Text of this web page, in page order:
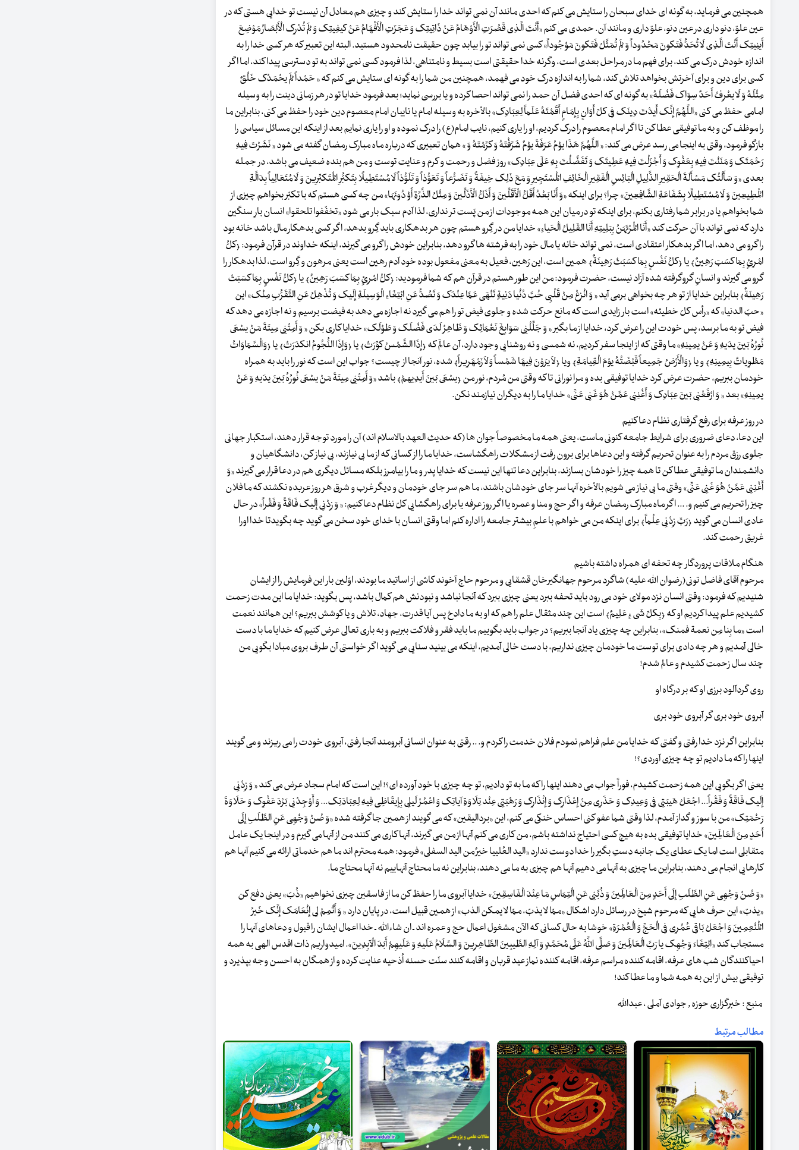
همچنین می فرماید، به گونه ای خدای سبحان را ستایش می کنم که احدی مانند آن نمی تواند خدا را ستایش کند و چیزی هم معادل آن نیست تو خدایی هستی که در
عین علوّ، دنو داری در عین دنو، علوّ داری و مانند آن. حمدی می کنم «أَنْتَ الَّذِی قَصُرَتِ الْأَوْهَامُ عَنْ ذَاتِیتِک وَ عَجَزَتِ الْأَفْهَامُ عَنْ کیفِیتِک وَ لَمْ تُدْرِک الْأَبْصَارُ مَوْضِعَ
أَینِیتِک أَنْتَ الَّذِی لَا تُحَدُّ فَتَکونَ مَحْدُوداً وَ لَمْ تُمَثَّلْ فَتَکونَ مَوْجُوداً» کسی نمی تواند تو را بیابد چون حقیقت نامحدود هستید. البته این تعبیر که هر کسی خدا را به
اندازه خودش درک می کند، برای فهم ما در مراحل بعدی است، وگرنه خدا حقیقتی است بسیط و نامتناهی، لذا فرمود کسی نمی تواند به تو دسترسی پیدا کند، اما اگر
کسی برای دین و برای آخرتش بخواهد تلاش کند، شما را به اندازه درک خود می فهمد، همچنین من شما را به گونه ای ستایش می کنم که « حَمْداً لَمْ یحْمَدْک خَلْقٌ
مِثْلَهُ وَ لَا یعْرِفُ أَحَدٌ سِوَاک فَضْلَهُ» به گونه ای که احدی فضل آن حمد را نمی تواند احصا کرده و یا بررسی نماید؛ بعد فرمود خدایا تو در هر زمانی دینت را به وسیله
امامی حفظ می کنی «اللَّهُمَّ إِنَّک أَیدْتَ دِینَک فِی کلِّ أَوَانٍ بِإِمَامٍ أَقَمْتَهُ عَلَماً لِعِبَادِک» بالأخره به وسیله امام یا نایبان امام معصوم دین خود را حفظ می کنی، بنابراین ما
را موظف کن و به ما توفیقی عطا کن تا اگر امام معصوم را درک کردیم، او را یاری کنیم، نایب امام(ع) را درک نموده و او را یاری نمایم بعد از اینکه این مسائل سیاسی را
بازگو فرمود، وقتی به اینجا می رسد عرض می کند: « اللَّهُمَّ هَذَا یوْمُ عَرَفَةَ یوْمٌ شَرَّفْتَهُ وَ کرَّمْتَهُ وَ » همان تعبیری که درباره ماه مبارک رمضان گفته می شود « نَشَرْتَ فِیهِ
رَحْمَتَک وَ مَنَنْتَ فِیهِ بِعَفْوِک وَ أَجْزَلْتَ فِیهِ عَطِیتَک وَ تَفَضَّلْتَ بِهِ عَلَی عِبَادِک» روز فضل و رحمت و کرم و عنایت توست و من هم بنده ضعیف می باشد، در جمله
بعدی «وَ سَأَلْتُک مَسْأَلَةَ الْحَقِیرِ الذَّلِیلِ الْبَائِسِ الْفَقِیرِ الْخَائِفِ الْمُسْتَجِیرِ وَ مَعَ ذَلِک خِیفَةً وَ تَضَرُّعاً وَ تَعَوُّذاً وَ تَلَوُّذاً لَا مُسْتَطِیلًا بِتَکبُّرِ الْمُتَکبِّرِینَ وَ لَا مُتَعَالِیاً بِدَالَّةِ
الْمُطِیعِینَ وَ لَا مُسْتَطِیلًا بِشَفَاعَةِ الشَّافِعِینَ» چرا؟ برای اینکه «وَ أَنَا بَعْدُ أَقَلُّ الْأَقَلِّینَ وَ أَذَلُّ الْأَذَلِّینَ وَ مِثْلُ الذَّرَّةِ أَوْ دُونَهَا» من چه کسی هستم که با تکبّر بخواهم چیزی از
شما بخواهم یا در برابر شما رفتاری بکنم، برای اینکه تو در میان این همه موجودات از من پَست تر نداری، لذا آدم سبک بار می شود «تخفّفوا تلحقوا» انسان بارِ سنگین
دارد که نمی تواند با آن حرکت کند «أَنَا الْمُرْتَهَنُ بِبَلِیتِهِ أَنَا القَلِیلُ الْحَیاءِ» خدایا من در گِرو هستم چون هر بدهکاری باید گِرو بدهد، اگر کسی بدهکار مال باشد خانه بود
را گرو می دهد، اما اگر بدهکار اعتقادی است، نمی تواند خانه یا مال خود را به فرشته ها گرو دهد، بنابراین خودش را گرو می گیرند، اینکه خداوند در قرآن فرمود: ﴿کلُّ
امْرِئٍ بِمَا کسَبَ رَهِینٌ﴾ یا ﴿کلُّ نَفْسٍ بِمَا کسَبَتْ رَهِینَةٌ﴾ همین است، این رَهین، فعیل به معنی مفعول بوده خود آدم رهین است یعنی مرهون و گِرو است، لذا بدهکار را
گرو می گیرند و انسانِ گروگرفته شده آزاد نیست، حضرت فرمود: من این طور هستم در قرآن هم که شما فرمودید: ﴿کلُّ امْرِئٍ بِمَا کسَبَ رَهِینٌ﴾ یا ﴿کلُّ نَفْسٍ بِمَا کسَبَتْ
رَهِینَةٌ﴾ بنابراین خدایا از تو هر چه بخواهی برمی آید « وَ انْزِعْ مِنْ قَلْبِی حُبَّ دُنْیا دَنِیةٍ تَنْهَی عَمَّا عِنْدَک وَ تَصُدُّ عَنِ ابْتِغَاءِ الْوَسِیلَةِ إِلَیک وَ تُذْهِلُ عَنِ التَّقَرُّبِ مِنْک» این
«حبّ الدنیا» که «رأس کلّ خطیئه» است بار زایدی است که مانع حرکت شده و جلوی فیض تو را هم می گیرد نه اجازه می دهد به فیضت برسیم و نه اجازه می دهد که
فیض تو به ما برسد، پس خودت این را عرض کرد، خدایا از ما بگیر « وَ جَلِّلْنِی سَوَابِغَ نَعْمَائِک وَ ظَاهِرْ لَدَی فَضْلَک وَ طَوْلَک» خدایا کاری بکن « وَ أَمِتْنِی مِیتَةَ مَنْ یسْعَی
نُورُهُ بَینَ یدَیهِ وَ عَنْ یمِینِهِ» ما وقتی که از اینجا سفر کردیم، نه شمسی و نه روشنایی وجود دارد، آن عالَم که ﴿إِذَا الشَّمْسُ کوِّرَتْ﴾ یا ﴿وَإِذَا النُّجُومُ انکدَرَتْ﴾ یا ﴿وَالْسَّمَاوَاتُ
مَطْوِیاتٌ بِیمِینِهِ﴾ و یا ﴿وَالْأَرْضُ جَمِیعاً قَبْضَتُهُ یوْمَ الْقِیامَةِ﴾ ویا ﴿لاَ یرَوْنَ فِیهَا شَمْساً وَلاَ زَمْهَرِیراً﴾ شده، نور آنجا از چیست؟ جواب این است که نور را باید به همراه
خودمان ببریم، حضرت عرض کرد خدایا توفیقی بده و مرا نورانی تا که وقتی من مُردم، نور من ﴿یسْعَی بَینَ أَیدِیهمْ﴾ باشد «وَ أَمِتْنِی مِیتَةَ مَنْ یسْعَی نُورُهُ بَینَ یدَیهِ وَ عَنْ
یمِینِهِ» بعد « وَ ارْفَعْنِی بَینَ عِبَادِک وَ أَغْنِنِی عَمَّنْ هُوَ غَنِی عَنِّی» خدایا ما را به دیگران نیازمند نکن.
در روز عرفه برای رفع گرفتاری نظام دعا کنیم
این دعا، دعای ضروری برای شرایط جامعه کنونی ماست، یعنی همه ما مخصوصاً جوان ها (که حدیث العهد بالاسلام اند) آن را مورد توجه قرار دهند، استکبار جهانی
جلوی رزق مردم را به عنوان تحریم گرفته و این دعاها برای برون رفت از مشکلات راهگشاست، خدایا ما را از کسانی که از ما بی نیازند، بی نیاز کن، دانشگاهیان و
دانشمندان ما توفیقی عطا کن تا همه چیز را خودشان بسازند، بنابراین دعا تنها این نیست که خدایا پدر و ما را بیامرز بلکه مسائل دیگری هم در دعا قرار می گیرند «وَ
أَغْنِنِی عَمَّنْ هُوَ غَنِی عَنِّی» وقتی ما بی نیاز می شویم بالأخره آنها سر جای خودشان باشند، ما هم سر جای خودمان و دیگر غرب و شرق هر روز عربده نکشند که ما فلان
چیز را تحریم می کنیم و. ... اگر ماه مبارک رمضان عرفه و اگر حج و منا و عمره یا اگر روز عرفه یا برای راهگشایی کلّ نظام دعا کنیم: « وَ زِدْنِی إِلَیک فَاقَةً وَ فَقْراً» در حال
عادی انسان می گوید ﴿رَبِّ زِدْنِی عِلْماً﴾ برای اینکه من می خواهم با علمِ بیشتر جامعه را اداره کنم اما وقتی انسان با خدای خود سخن می گوید چه بگویدتا خدا اورا
غریق رحمت کند.
هنگام ملاقات پروردگار چه تحفه ای همراه داشته باشیم
مرحوم آقای فاضل تونی(رضوان الله علیه) شاگرد مرحوم جهانگیرخان قشقایی و مرحوم حاج آخوند کاشی از اساتید ما بودند، اوّلین بار این فرمایش را از ایشان
شنیدیم که فرمود: وقتی انسان نزد مولای خود می رود باید تحفه ببرد یعنی چیزی ببرد که آنجا نباشد و نبودنش هم کمال باشد، پس بگوید: خدایا ما این مدت زحمت
کشیدیم علم پیدا کردیم او که ﴿بِکلِّ شَی ءٍ عَلِیمٌ﴾ است این چند مثقال علم را هم که او به ما دادخ پس آیا قدرت، جهاد، تلاش و یا کوشش ببریم؟ این همانند نعمت
است «ما بِنا مِن نعمة فمنک»، بنابراین چه چیزی یاد آنجا ببریم؟ در جواب باید بگوییم ما باید فقر و فلاکت ببریم و به باری تعالی عرض کنیم که خدایا ما با دست
خالی آمدیم و هر چه دادی برای توست ما خودمان چیزی نداریم، با دست خالی آمدیم، اینکه می بینید سنایی می گوید اگر خواستی آن طرف بروی مبادا بگویی من
چند سال زحمت کشیدم و عالم شدم!
روی گردآلود برزی او که بر درگاه او
آبروی خود بری گر آبروی خود بری
بنابراین اگر نزد خدا رفتی و گفتی که خدایا من علم فراهم نمودم فلان خدمت را کردم و. .. رقتی به عنوان انسانی آبرومند آنجا رفتی، آبروی خودت را می ریزند و می گویند
اینها را که ما دادیم تو چه چیزی آوردی؟!
یعنی اگر بگویی این همه زحمت کشیدم، فوراً جواب می دهند اینها را که ما به تو دادیم، تو چه چیزی با خود آورده ای؟! این است که امام سجاد عرض می کند « وَ زِدْنِی
إِلَیک فَاقَةً وَ فَقْراً... اجْعَلْ هَیبَتِی فِی وَعِیدِک وَ حَذَرِی مِنْ إِعْذَارِک وَ إِنْذَارِک وَ رَهْبَتِی عِنْد تِلَاوَةِ آیاتِک وَ اعْمُرْ لَیلِی بِإِیقَاظِی فِیهِ لِعِبَادَتِک... وَ أَوْجِدْنِی بَرْدَ عَفْوِک وَ حَلَاوَةَ
رَحْمَتِک» من با سوز و گداز آمدم، لذا وقتی شما عفو کنی احساس خنکی می کنم، این «بردالیقین» که می گویند از همین جا گرفته شده «وَ صُنْ وَجْهِی عَنِ الطَّلَبِ إِلَی
أَحَدٍ مِنَ الْعَالَمِینَ» خدایا توفیقی بده به هیچ کسی احتیاج نداشته باشم، من کاری می کنم آنها از من می گیرند، آنها کاری می کنند من از آنها می گیرم و در اینجا یک عامل
متقابلی است اما یک عطای یک جانبه دستِ بگیر را خدا دوست ندارد «الید العُلییا خیرٌ من الید السفلی» فرمود: همه محترم اند ما هم خدماتی ارائه می کنیم آنها هم
کارهایی انجام می دهند، بنابراین ما چیزی به آنها می دهیم آنها هم چیزی به ما می دهند، بنابراین نه ما محتاج آنهاییم نه آنها محتاج ما.
«وَ صُنْ وَجْهِی عَنِ الطَّلَبِ إِلَی أَحَدٍ مِنَ الْعَالَمِینَ وَ ذُبَّنِی عَنِ الْتِمَاسِ مَا عِنْدَ الْفَاسِقِینَ» خدایا آبروی ما را حفظ کن ما از فاسقین چیزی نخواهیم «ذُبّ» یعنی دفع کن
«یذبّ» این حرف هایی که مرحوم شیخ در رسائل دارد اشکال «ممّا لا یذبّ، ممّا لا یمکن الذب» از همین قبیل است، در پایان دارد « وَ أَتْمِمْ لِی إِنْعَامَک إِنَّک خَیرُ
الْمُنْعِمِینَ وَ اجْعَلْ بَاقِی عُمُرِی فِی الْحَجِّ وَ الْعُمْرَةِ» خوشا به حال کسانی که الآن مشغول اعمال حج و عمره اند ـ ان شاءالله ـ خدا اعمال ایشان را قبول و دعاهای آنها را
مستجاب کند «ابْتِغَاءَ وَجْهِک یا رَبَّ الْعَالَمِینَ وَ صَلَّی اللَّهُ عَلَی مُحَمَّدٍ وَ آلِهِ الطَّیبِینَ الطَّاهِرِینَ وَ السَّلَامُ عَلَیهِ وَ عَلَیهِمْ أَبَدَ الْآبِدِینَ». امیدواریم ذات اقدس الهی به همه
احیاکنندگان شب های عرفه، اقامه کننده مراسم عرفه، اقامه کننده نماز عید قربان و اقامه کنند سنّت حسنه اُذحیه عنایت کرده و از همگان به احسن وجه بپذیرد و
توفیقی بیش از این به همه شما و ما عطا کند!
منبع : خبرگزاری حوزه , جوادی آملی ، عبدالله
مطالب مرتبط